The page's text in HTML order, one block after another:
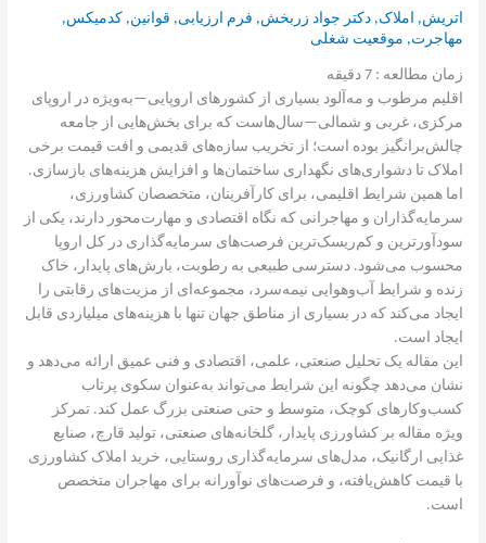
اتریش, املاک,دکتر جواد زربخش, فرم ارزیابی, قوانین, کدمیکس,
مهاجرت, موقعیت شغلی
زمان مطالعه :7 دقیقه
اقلیم مرطوب و مه‌آلود بسیاری از کشورهای اروپایی—به‌ویژه در اروپای
مرکزی، غربی و شمالی—سال‌هاست که برای بخش‌هایی از جامعه
چالش‌برانگیز بوده است؛ از تخریب سازه‌های قدیمی و افت قیمت برخی
املاک تا دشواری‌های نگهداری ساختمان‌ها و افزایش هزینه‌های بازسازی.
اما همین شرایط اقلیمی، برای کارآفرینان، متخصصان کشاورزی،
سرمایه‌گذاران و مهاجرانی که نگاه اقتصادی و مهارت‌محور دارند، یکی از
سودآورترین و کم‌ریسک‌ترین فرصت‌های سرمایه‌گذاری در کل اروپا
محسوب می‌شود. دسترسی طبیعی به رطوبت، بارش‌های پایدار، خاک
زنده و شرایط آب‌وهوایی نیمه‌سرد، مجموعه‌ای از مزیت‌های رقابتی را
ایجاد می‌کند که در بسیاری از مناطق جهان تنها با هزینه‌های میلیاردی قابل
ایجاد است.
این مقاله یک تحلیل صنعتی، علمی، اقتصادی و فنی عمیق ارائه می‌دهد و
نشان می‌دهد چگونه این شرایط می‌تواند به‌عنوان سکوی پرتاب
کسب‌وکارهای کوچک، متوسط و حتی صنعتی بزرگ عمل کند. تمرکز
ویژه مقاله بر کشاورزی پایدار، گلخانه‌های صنعتی، تولید قارچ، صنایع
غذایی ارگانیک، مدل‌های سرمایه‌گذاری روستایی، خرید املاک کشاورزی
با قیمت کاهش‌یافته، و فرصت‌های نوآورانه برای مهاجران متخصص
است.
رقابتی
برای
مهاجران
حرفه‌ای